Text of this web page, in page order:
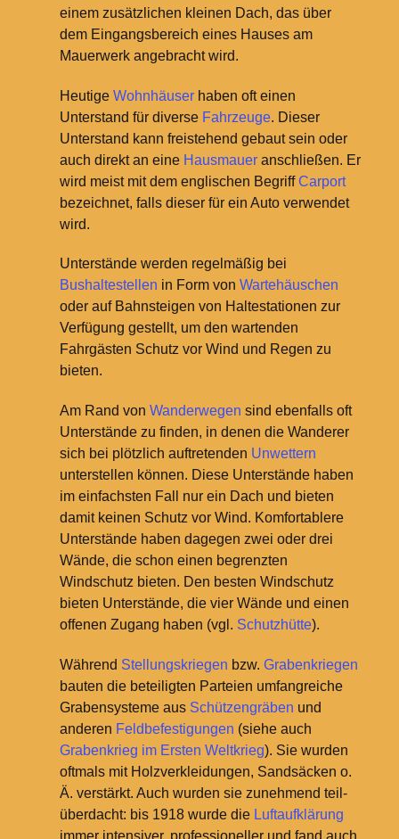
einem zusätzlichen kleinen Dach, das über
dem Eingangsbereich eines Hauses am
Mauerwerk angebracht wird.
Heutige Wohnhäuserhaben oft einen
Unterstand für diverse Fahrzeuge. Dieser
Unterstand kann freistehend gebaut sein oder
auch direkt an eine Hausmaueranschließen. Er
wird meist mit dem englischen BegriffCarport
bezeichnet, falls dieser für ein Auto verwendet
wird.
Unterstände werden regelmäßig bei
Bushaltestellen in Form von Wartehäuschen
oder auf Bahnsteigen von Haltestationen zur
Verfügung gestellt, um den wartenden
Fahrgästen Schutz vor Wind und Regen zu
bieten.
Am Rand von Wanderwegen sind ebenfalls oft
Unterstände zu finden, in denen die Wanderer
sich bei plötzlich auftretenden Unwettern
unterstellen können. Diese Unterstände haben
im einfachsten Fall nur ein Dach und bieten
damit keinen Schutz vor Wind. Komfortablere
Unterstände haben dagegen zwei oder drei
Wände, die schon einen begrenzten
Windschutz bieten. Den besten Windschutz
bieten Unterstände, die vier Wände und einen
offenen Zugang haben (vgl. Schutzhütte).
Während Stellungskriegen bzw. Grabenkriegen
bauten die beteiligten Parteien umfangreiche
Grabensysteme aus Schützengräben und
anderen Feldbefestigungen (siehe auch
Grabenkrieg im Ersten Weltkrieg). Sie wurden
oftmals mit Holzverkleidungen, Sandsäcken o.
Ä. verstärkt. Auch wurden sie zunehmend teil-
überdacht: bis 1918 wurde die Luftaufklärung
immer intensiver, professioneller und fand auch